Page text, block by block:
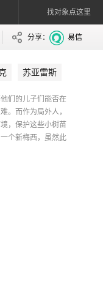
找对象点这里
分享： 易信
苏亚雷斯
们的儿子们能否在
。而作为局外人，
，保护这些小树苗
个新梅西，虽然此